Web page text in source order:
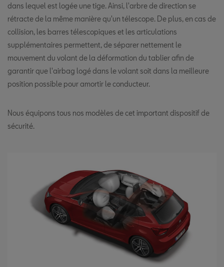
dans lequel est logée une tige. Ainsi, l'arbre de direction se
rétracte de la même manière qu'un télescope. De plus, en cas de
collision, les barres télescopiques et les articulations
supplémentaires permettent, de séparer nettement le
mouvement du volant de la déformation du tablier afin de
garantir que l'airbag logé dans le volant soit dans la meilleure
position possible pour amortir le conducteur.
Nous équipons tous nos modèles de cet important dispositif de
sécurité.